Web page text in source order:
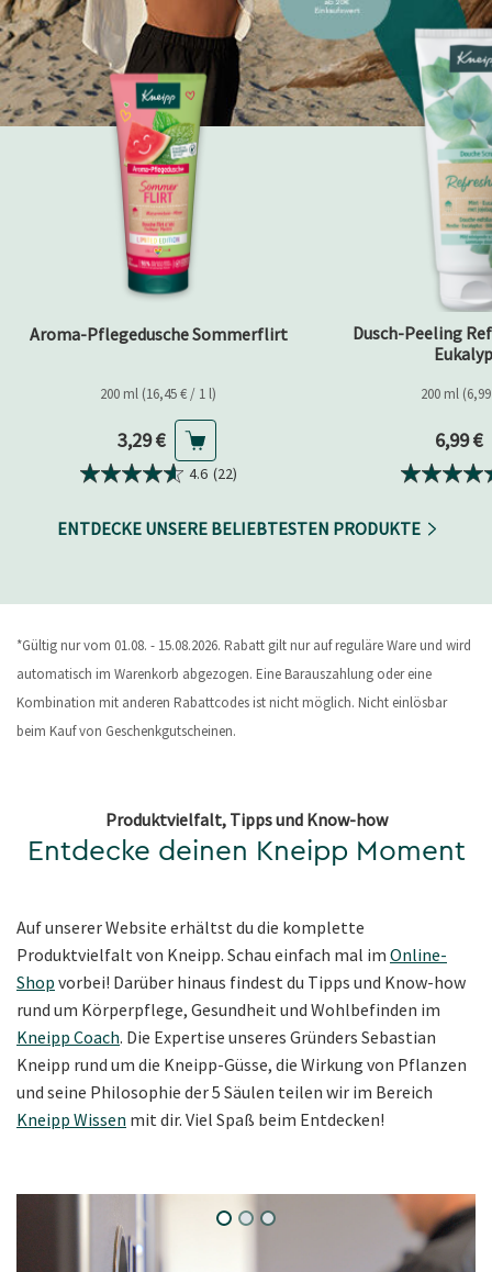
Aroma-Pflegedusche Sommerflirt
200 ml (16,45 € / 1 l)
Aktueller Preis
3,29 €
4.6 (22)
Dusch-Peeling
200 ml
6,99 €
ENTDECKE UNSERE BELIEBTESTEN PRODUKTE
*Gültig nur vom 01.08. - 15.08.2026. Rabatt gilt nur auf reguläre Ware und wird
automatisch im Warenkorb abgezogen. Eine Barauszahlung oder eine
Kombination mit anderen Rabattcodes ist nicht möglich. Nicht einlösbar
beim Kauf von Geschenkgutscheinen.
Produktvielfalt, Tipps und Know-how
Entdecke deinen Kneipp Moment
Auf unserer Website erhältst du die komplette
Produktvielfalt von Kneipp. Schau einfach mal im Online-
Shop vorbei! Darüber hinaus findest du Tipps und Know-how
rund um Körperpflege, Gesundheit und Wohlbefinden im
Kneipp Coach. Die Expertise unseres Gründers Sebastian
Kneipp rund um die Kneipp-Güsse, die Wirkung von Pflanzen
und seine Philosophie der 5 Säulen teilen wir im Bereich
Kneipp Wissen mit dir. Viel Spaß beim Entdecken!